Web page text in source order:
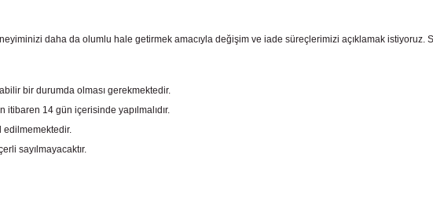
daha da olumlu hale getirmek amacıyla değişim ve iade süreçlerimizi açıklamak
bir durumda olması gerekmektedir.
itibaren 14 gün içerisinde yapılmalıdır.
edilmemektedir.
sayılmayacaktır.